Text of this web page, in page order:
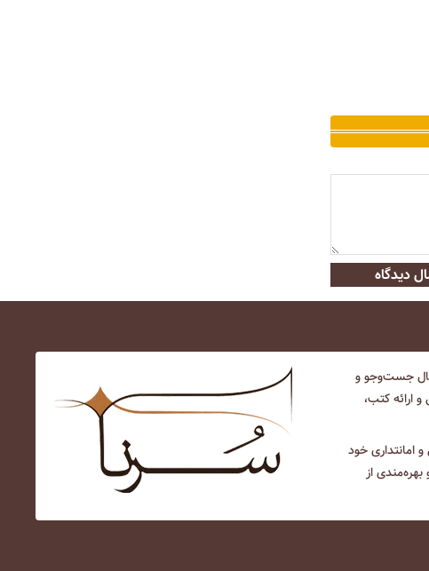
دیدگاه
جست‌و‌جو و
ارائه کتب،
امانتداری خود
از